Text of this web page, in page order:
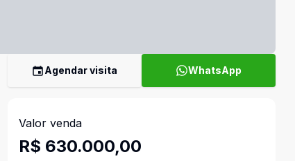
Agendar visita WhatsApp
Valor venda
R$ 630.000,00